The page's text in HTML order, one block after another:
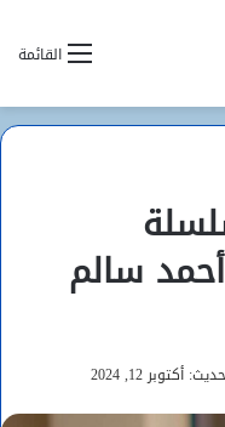
القائمة
أحمد سالم
أكتوبر 12, 2024